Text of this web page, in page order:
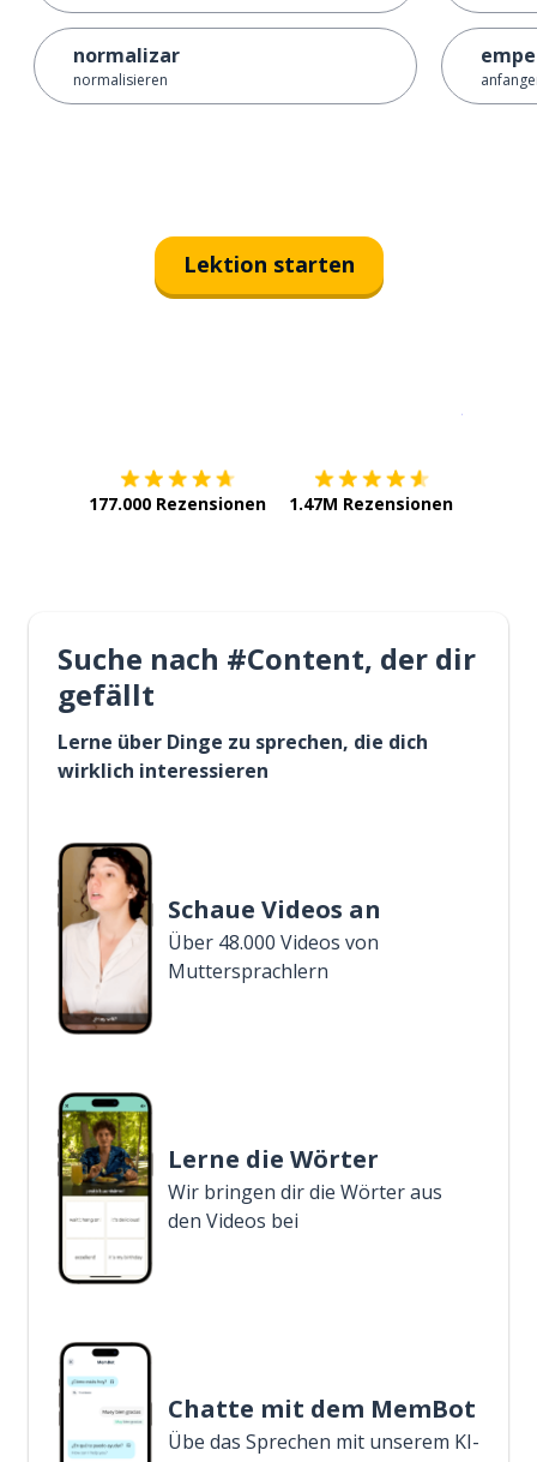
normalizar
normalisieren
Lektion starten
177.000 Rezensionen 1.47M Rezensionen
Suche nach #Content, der dir
gefällt
Lerne über Dinge zu sprechen, die dich
wirklich interessieren
Schaue Videos an
Über 48.000 Videos von
Muttersprachlern
Lerne die Wörter
Wir bringen dir die Wörter aus
den Videos bei
Chatte mit dem MemBot
Übe das Sprechen mit unserem KI-